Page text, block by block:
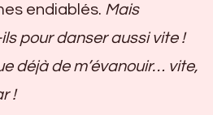
endiablés. Mais
pour danser aussi vite !
déjà de m’évanouir… vite,
!